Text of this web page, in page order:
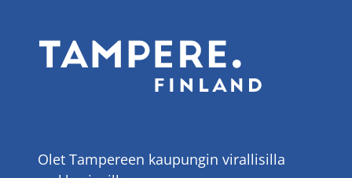
Olet Tampereen kaupungin virallisilla